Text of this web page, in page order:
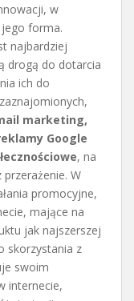
w
jego forma.
najbardziej
drogą do dotarcia
ich do
marketing,
Google
, na
W
promocyjne,
mające na
jak najszerszej
skorzystania z
swoim
internecie,